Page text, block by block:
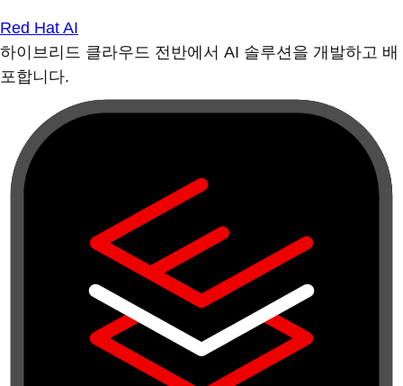
Red Hat AI
하이브리드 클라우드 전반에서 AI 솔루션을 개발하고 배
포합니다.